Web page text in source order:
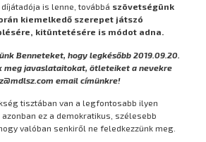
is lenne, továbbá szövetségünk
kiemelkedő szerepet játszó
kitüntetésére is módot adna.
Benneteket, hogy legkésőbb 2019.09.20.
meg javaslataitokat, ötleteiket a nevekre
email címünkre!
tisztában van a legfontosabb ilyen
ez a demokratikus, szélesebb
valóban senkiről ne feledkezzünk meg.